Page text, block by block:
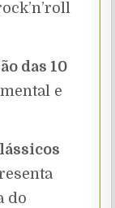
das 10
e
do